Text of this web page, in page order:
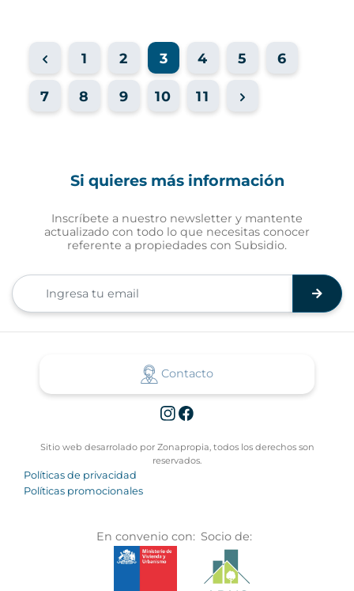
1 2 3 4 5 6
7 8 9 10 11
Si quieres más información
Inscríbete a nuestro newsletter y mantente
actualizado con todo lo que necesitas conocer
referente a propiedades con Subsidio.
Contacto
Sitio web desarrolado por Zonapropia, todos los derechos son
reservados.
Políticas de privacidad
Políticas promocionales
En convenio con: Socio de: